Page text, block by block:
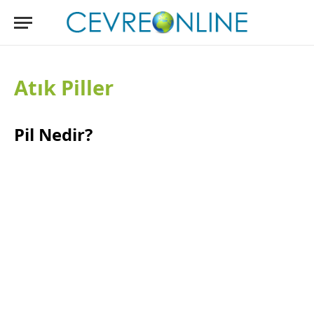
Atık Piller
Pil Nedir?